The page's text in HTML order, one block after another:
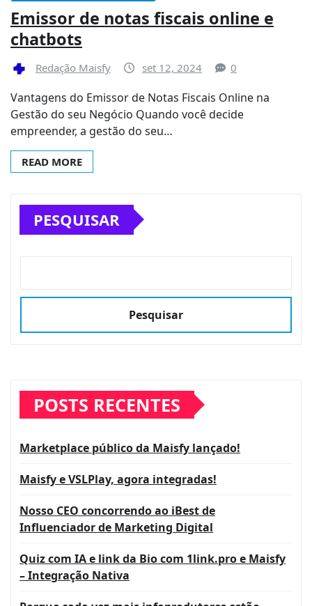
Emissor de notas fiscais online e
chatbots
Redação Maisfy set 12, 2024 0
Vantagens do Emissor de Notas Fiscais Online na
Gestão do seu Negócio Quando você decide
empreender, a gestão do seu…
READ MORE
PESQUISAR
Pesquisar
POSTS RECENTES
Marketplace público da Maisfy lançado!
Maisfy e VSLPlay, agora integradas!
Nosso CEO concorrendo ao iBest de
Influenciador de Marketing Digital
Quiz com IA e link da Bio com 1link.pro e Maisfy
– Integração Nativa